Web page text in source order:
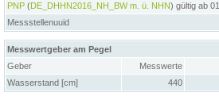
PNP (DE_DHHN2016_NH_BW m. ü. NHN) gültig ab
Messstellenuuid
Messwertgeber am Pegel
Geber
Messwerte
Wasserstand [cm]
440